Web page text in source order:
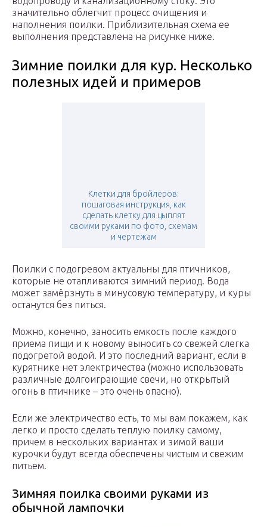
значительно облегчит процесс очищения и
наполнения поилки. Приблизительная схема ее
выполнения представлена на рисунке ниже.
Зимние поилки для кур. Несколько
полезных идей и примеров
Клетки для бройлеров:
пошаговая инструкция, как
сделать клетку для цыплят
своими руками по фото, схемам
и чертежам
Поилки с подогревом актуальны для птичников,
которые не отапливаются зимний период. Вода
может замёрзнуть в минусовую температуру, и куры
останутся без питься.
Можно, конечно, заносить емкость после каждого
приема пищи и к новому выносить со свежей слегка
подогретой водой. И это последний вариант, если в
курятнике нет электричества (можно использовать
различные долгоиграющие свечи, но открытый
огонь в птичнике – это очень опасно).
Если же электричество есть, то мы вам покажем, как
легко и просто сделать теплую поилку самому,
причем в нескольких вариантах и зимой ваши
курочки будут всегда обеспечены чистым и свежим
питьем.
Зимняя поилка своими руками из
обычной лампочки